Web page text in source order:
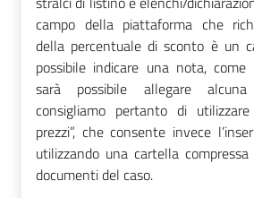
campo della piattaforma che
della percentuale di sconto è un
possibile indicare una nota,
sarà possibile allegare alcuna
consigliamo pertanto di
prezzi”, che consente invece
utilizzando una cartella
documenti del caso.